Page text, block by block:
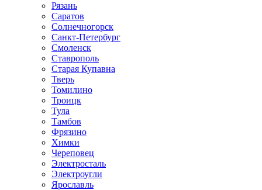
Рязань
Саратов
Солнечногорск
Санкт-Петербург
Смоленск
Ставрополь
Старая Купавна
Тверь
Томилино
Троицк
Тула
Тамбов
Фрязино
Химки
Череповец
Электросталь
Электроугли
Ярославль